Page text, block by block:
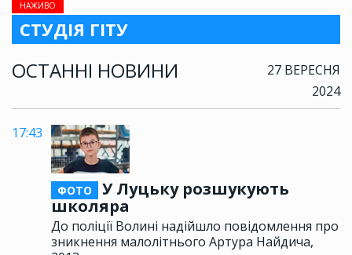
НАЖИВО
СТУДІЯ ГІТУ
ОСТАННІ НОВИНИ
27 ВЕРЕСНЯ
2024
17:43
ФОТО
У Луцьку розшукують
школяра
До поліції Волині надійшло повідомлення про
зникнення малолітнього Артура Найдича,